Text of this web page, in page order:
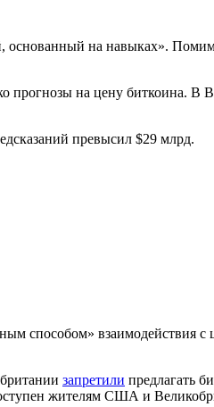
основанный на навыках».
прогнозы на цену биткоина. В
превысил $29 млрд.
способом» взаимодействия
запретили предлагать
жителям США и